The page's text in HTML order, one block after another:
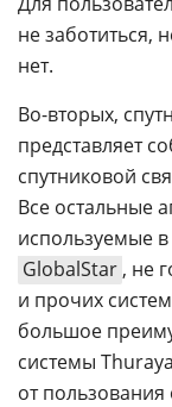
не заботиться,
нет.
Во-вторых,
представляет
спутниковой
Все остальные
используемые в
GlobalStar , не
и прочих
большое
системы
от